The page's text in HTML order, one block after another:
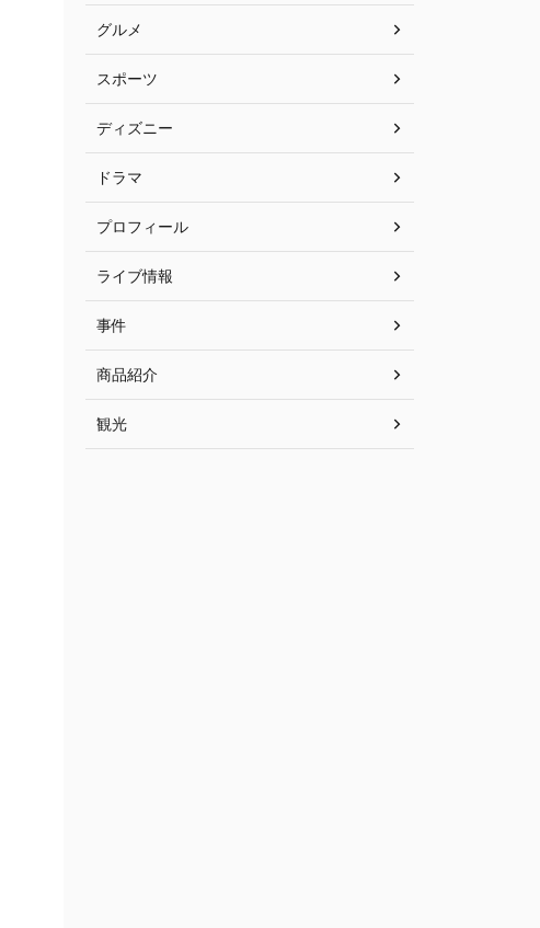
グルメ
スポーツ
ディズニー
ドラマ
プロフィール
ライブ情報
事件
商品紹介
観光